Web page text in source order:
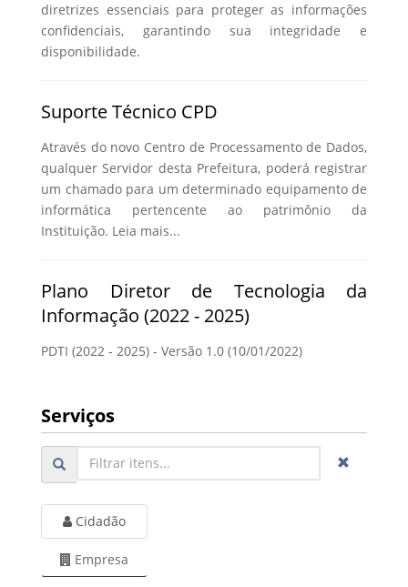
diretrizes essenciais para proteger as informações
confidenciais, garantindo sua integridade e
disponibilidade.
Suporte Técnico CPD
Através do novo Centro de Processamento de Dados,
qualquer Servidor desta Prefeitura, poderá registrar
um chamado para um determinado equipamento de
informática pertencente ao patrimônio da
Instituição. Leia mais...
Plano Diretor de Tecnologia da
Informação (2022 - 2025)
PDTI (2022 - 2025) - Versão 1.0 (10/01/2022)
Serviços
Cidadão
Empresa